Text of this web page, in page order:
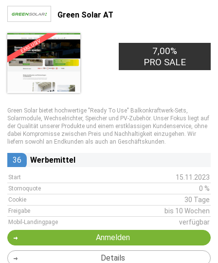
Green Solar AT
EXKLUSIV
7,00%
PRO SALE
Green Solar bietet hochwertige "Ready To Use" Balkonkraftwerk-Sets,
Solarmodule, Wechselrichter, Speicher und PV-Zubehör. Unser Fokus liegt auf
der Qualität unserer Produkte und einem erstklassigen Kundenservice, ohne
dabei Kompromisse zwischen Preis und Nachhaltigkeit einzugehen. Wir
liefern sowohl an Endkunden als auch an Geschäftskunden.
36 Werbemittel
Start 15.11.2023
Stornoquote 0 %
Cookie 30 Tage
Freigabe bis 10 Wochen
Mobil-Landingpage verfügbar
Anmelden
Details